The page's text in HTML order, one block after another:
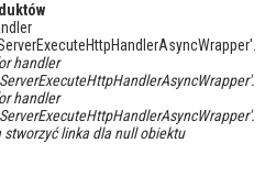
handler
handler
linka dla null obiektu